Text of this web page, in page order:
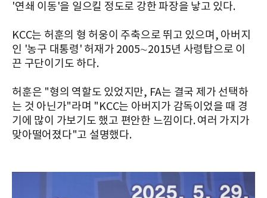
'연쇄 이동'을 일으킬 정도로 강한 파장을 낳고 있다.
KCC는 허훈의 형 허웅이 주축으로 뛰고 있으며, 아버지
인 '농구 대통령' 허재가 2005∼2015년 사령탑으로 이
끈 구단이기도 하다.
허훈은 "형의 역할도 있었지만, FA는 결국 제가 선택하
는 것 아닌가"라며 "KCC는 아버지가 감독이었을 때 경
기에 많이 가보기도 했고 편안한 느낌이다. 여러 가지가
맞아떨어졌다"고 설명했다.